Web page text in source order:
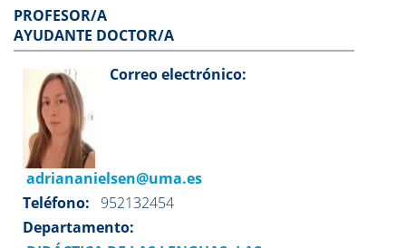
PROFESOR/A
AYUDANTE DOCTOR/A
Correo electrónico:
adriananielsen@uma.es
Teléfono: 952132454
Departamento: